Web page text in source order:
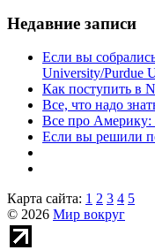
Недавние записи
Если вы
University/Purdue
Как поступить в
Все, что надо
Все про
Если вы решили
Карта сайта: 1 2 3 4 5
© 2026 Мир вокруг